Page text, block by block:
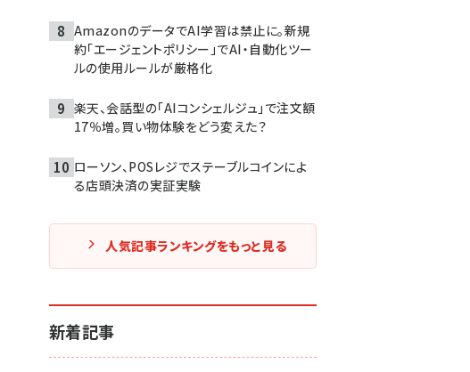
AmazonのデータでAI学習は禁止に。新規
約「エージェントポリシー」でAI・自動化ツー
ルの使用ルールが厳格化
楽天、会話型の「AIコンシェルジュ」で注文額
17％増。買い物体験をどう変えた？
ローソン、POSレジでステーブルコインによ
る店頭決済の実証実験
人気記事ランキングをもっと見る
新着記事